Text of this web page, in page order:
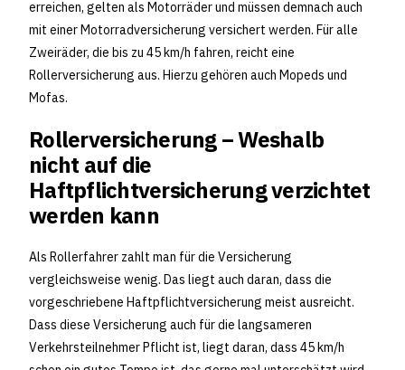
erreichen, gelten als Motorräder und müssen demnach auch
mit einer Motorradversicherung versichert werden. Für alle
Zweiräder, die bis zu 45 km/h fahren, reicht eine
Rollerversicherung aus. Hierzu gehören auch Mopeds und
Mofas.
Rollerversicherung – Weshalb
nicht auf die
Haftpflichtversicherung verzichtet
werden kann
Als Rollerfahrer zahlt man für die Versicherung
vergleichsweise wenig. Das liegt auch daran, dass die
vorgeschriebene Haftpflichtversicherung meist ausreicht.
Dass diese Versicherung auch für die langsameren
Verkehrsteilnehmer Pflicht ist, liegt daran, dass 45 km/h